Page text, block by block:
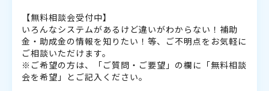
【無料相談会受付中】
いろんなシステムがあるけど違いがわからない！補助
金・助成金の情報を知りたい！等、ご不明点をお気軽に
ご相談いただけます。
※ご希望の方は、「ご質問・ご要望」の欄に「無料相談
会を希望」とご記入ください。